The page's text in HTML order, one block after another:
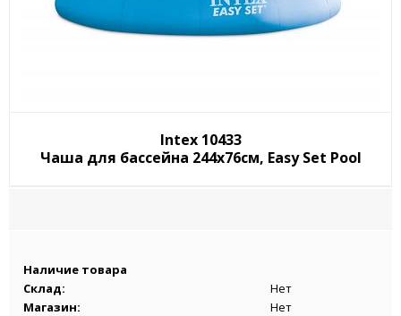
Intex 10433
Чаша для бассейна 244x76см, Easy Set Pool
Наличие товара
Склад:
Нет
Магазин:
Нет